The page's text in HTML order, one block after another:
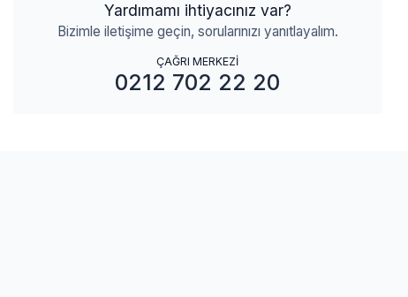
Yardımamı ihtiyacınız var?
Bizimle iletişime geçin, sorularınızı yanıtlayalım.
ÇAĞRI MERKEZİ
0212 702 22 20